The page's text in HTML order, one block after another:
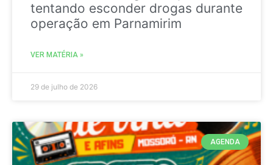
tentando esconder drogas durante
operação em Parnamirim
VER MATÉRIA »
29 de julho de 2026
AGENDA